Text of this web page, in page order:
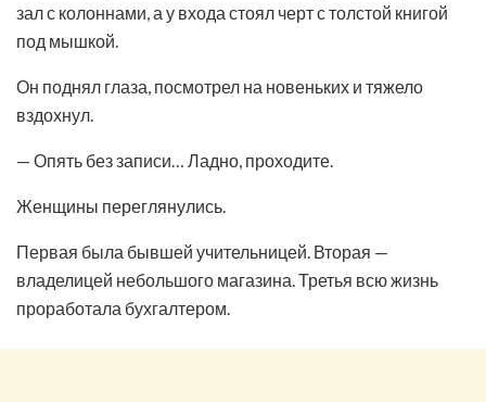
зал с колоннами, а у входа стоял черт с толстой книгой
под мышкой.
Он поднял глаза, посмотрел на новеньких и тяжело
вздохнул.
— Опять без записи… Ладно, проходите.
Женщины переглянулись.
Первая была бывшей учительницей. Вторая —
владелицей небольшого магазина. Третья всю жизнь
проработала бухгалтером.